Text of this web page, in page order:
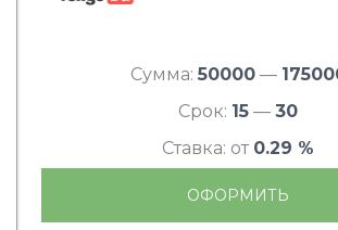
Сумма: 50000—
Срок: 15 — 30
Ставка: от 0.29 %
ОФОРМИТЬ